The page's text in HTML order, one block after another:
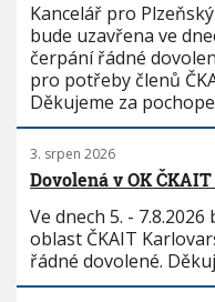
Kancelář pro
bude uzavřena ve
čerpání řádné
pro potřeby členů
Děkujeme za
3. srpen 2026
Dovolená v OK
Ve dnech 5. -
oblast ČKAIT
řádné dovolené.